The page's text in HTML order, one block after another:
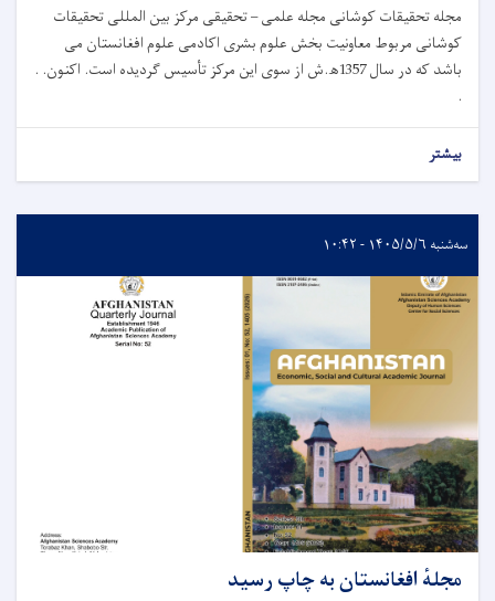
مجله تحقیقات کوشانی مجله علمی – تحقیقی مرکز بین المللی تحقیقات
کوشانی مربوط معاونیت بخش علوم بشری اکادمی علوم افغانستان می
باشد که در سال 1357ﮪ.ش از سوی این مرکز تأسیس گردیده است. اکنون. .
.
بیشتر
سه‌شنبه ۱۴۰۵/۵/۶ - ۱۰:۴۲
مجلهٔ افغانستان به چاپ رسید